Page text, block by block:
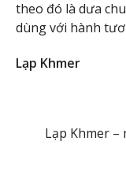
theo đó là dưa
dùng với hành
Lạp Khmer
Lạp Khmer